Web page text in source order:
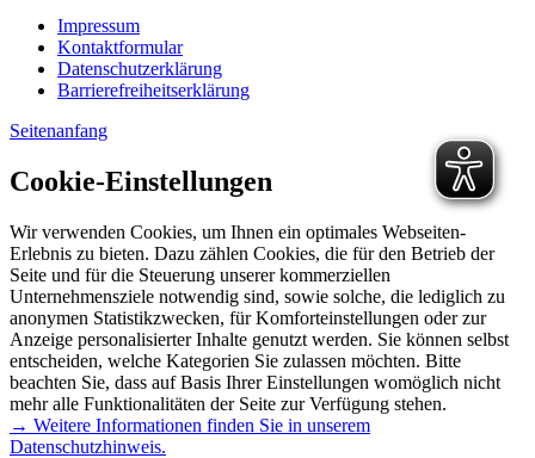
Impressum
Kontaktformular
Datenschutzerklärung
Barrierefreiheitserklärung
Seitenanfang
Cookie-Einstellungen
Wir verwenden Cookies, um Ihnen ein optimales Webseiten-
Erlebnis zu bieten. Dazu zählen Cookies, die für den Betrieb der
Seite und für die Steuerung unserer kommerziellen
Unternehmensziele notwendig sind, sowie solche, die lediglich zu
anonymen Statistikzwecken, für Komforteinstellungen oder zur
Anzeige personalisierter Inhalte genutzt werden. Sie können selbst
entscheiden, welche Kategorien Sie zulassen möchten. Bitte
beachten Sie, dass auf Basis Ihrer Einstellungen womöglich nicht
mehr alle Funktionalitäten der Seite zur Verfügung stehen.
→ Weitere Informationen finden Sie in unserem
Datenschutzhinweis.